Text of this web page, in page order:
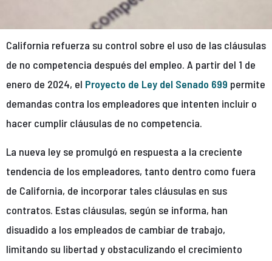
California refuerza su control sobre el uso de las cláusulas
de no competencia después del empleo. A partir del 1 de
enero de 2024, el Proyecto de Ley del Senado 699 permite
demandas contra los empleadores que intenten incluir o
hacer cumplir cláusulas de no competencia.
La nueva ley se promulgó en respuesta a la creciente
tendencia de los empleadores, tanto dentro como fuera
de California, de incorporar tales cláusulas en sus
contratos. Estas cláusulas, según se informa, han
disuadido a los empleados de cambiar de trabajo,
limitando su libertad y obstaculizando el crecimiento